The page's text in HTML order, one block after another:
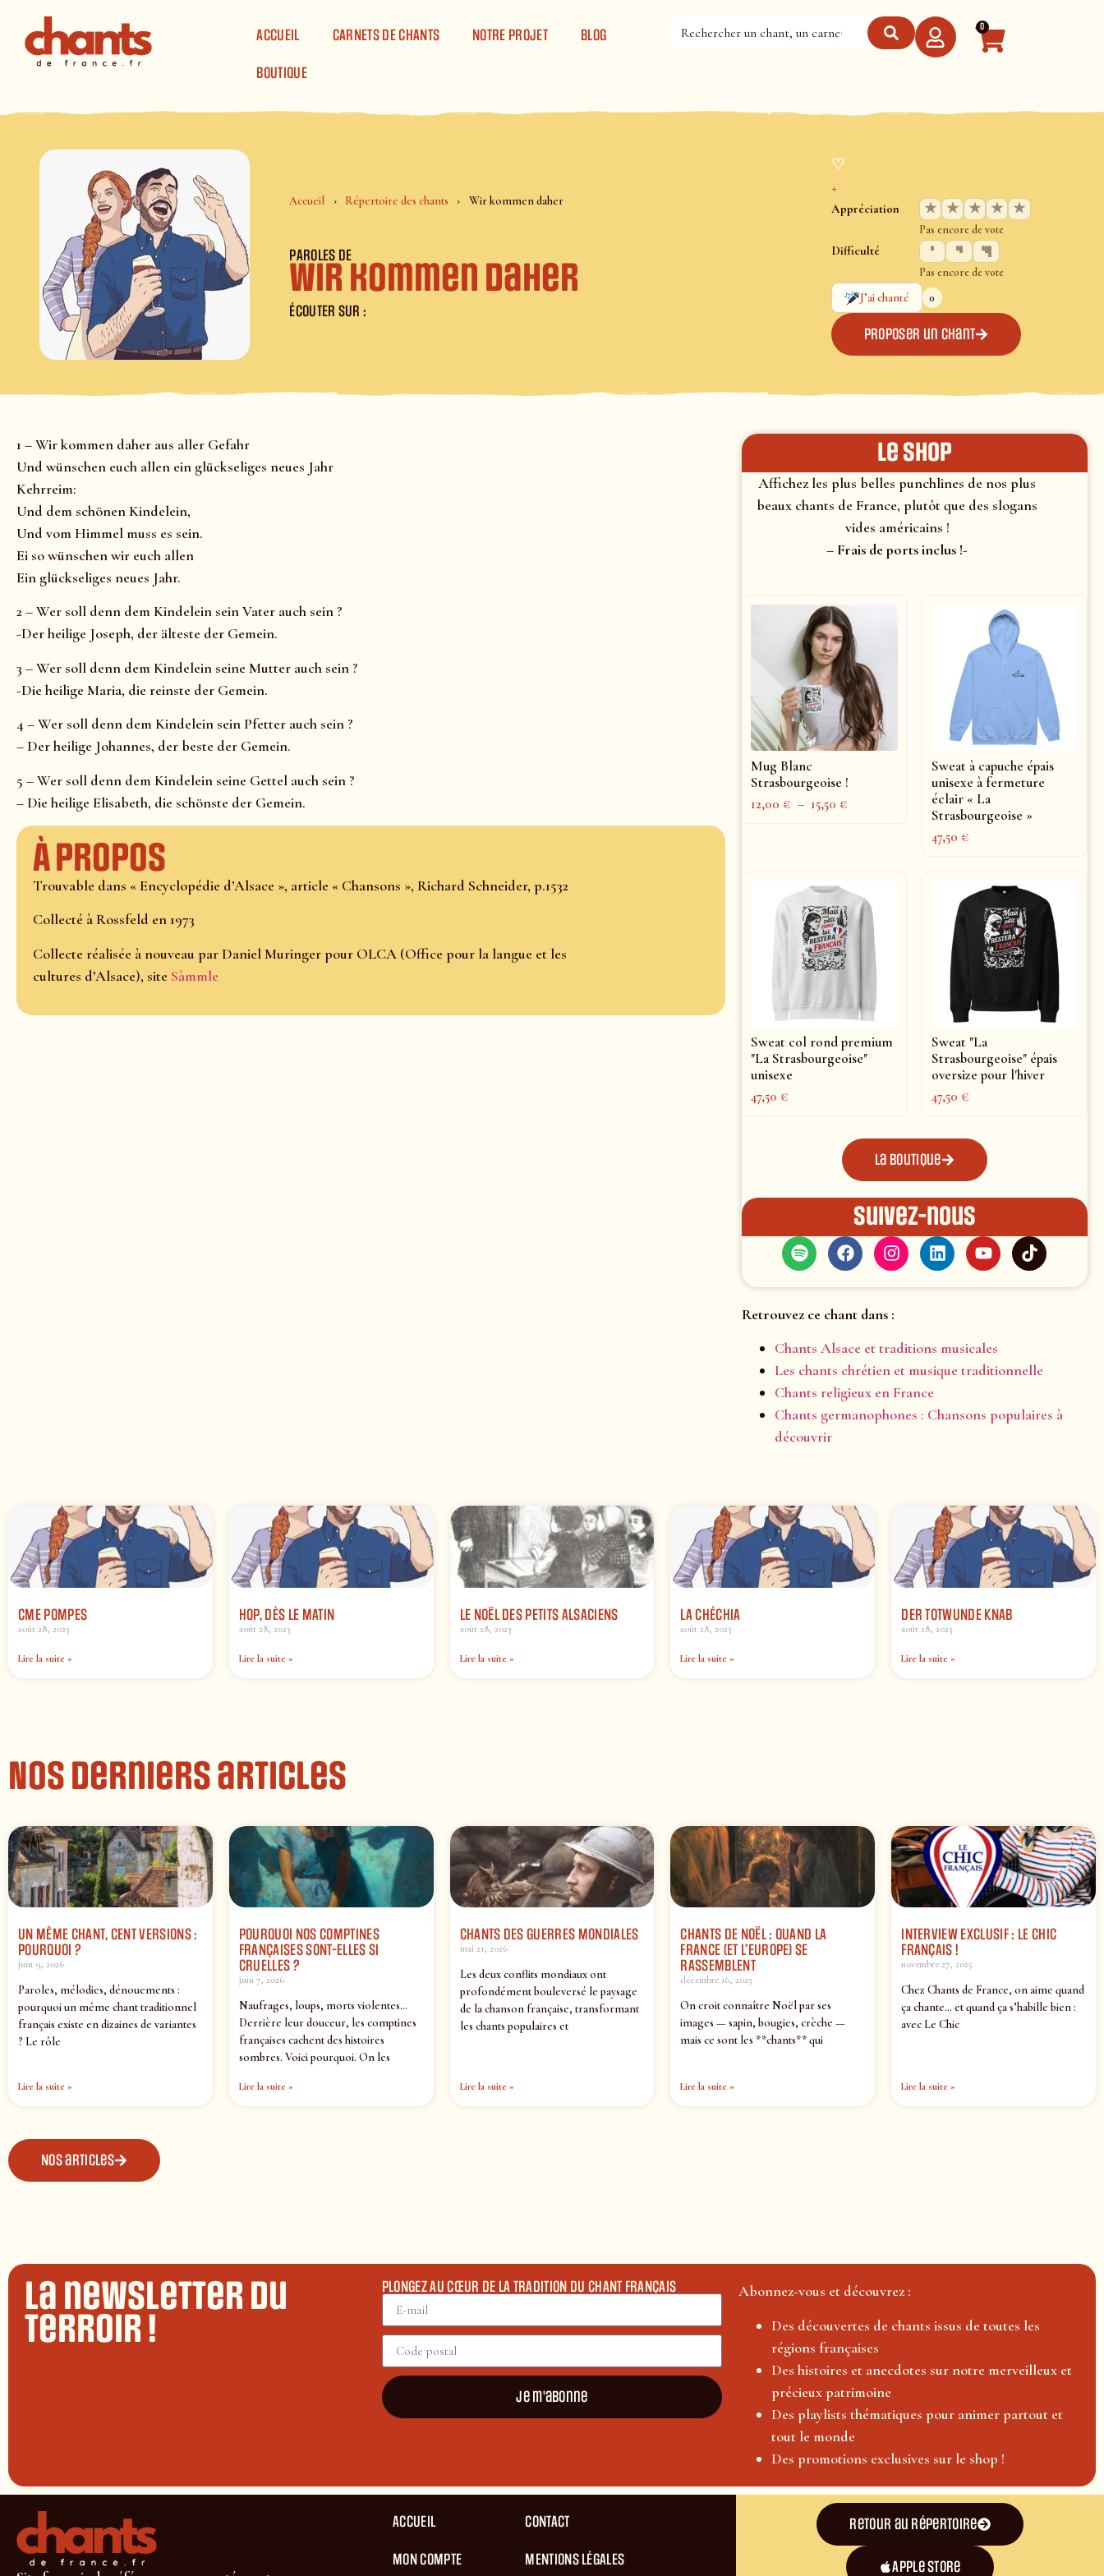
ACCUEIL
CARNETS DE CHANTS NOTRE PROJET BLOG
BOUTIQUE
0
Accueil Répertoire des chants Wir kommen daher
PAROLES DE
Wir kommen daher
ÉCOUTER SUR :
♡
+
Appréciation ★ ★ ★ ★ ★
Pas encore de vote
Difficulté
Pas encore de vote
J’ai chanté
0
Proposer un chant
1 – Wir kommen daher aus aller Gefahr
Und wünschen euch allen ein glückseliges neues Jahr
Kehrreim:
Und dem schönen Kindelein,
Und vom Himmel muss es sein.
Ei so wünschen wir euch allen
Ein glückseliges neues Jahr.
2 – Wer soll denn dem Kindelein sein Vater auch sein ?
-Der heilige Joseph, der älteste der Gemein.
3 – Wer soll denn dem Kindelein seine Mutter auch sein ?
-Die heilige Maria, die reinste der Gemein.
4 – Wer soll denn dem Kindelein sein Pfetter auch sein ?
– Der heilige Johannes, der beste der Gemein.
5 – Wer soll denn dem Kindelein seine Gettel auch sein ?
– Die heilige Elisabeth, die schönste der Gemein.
À propos
Trouvable dans « Encyclopédie d’Alsace », article « Chansons », Richard Schneider, p.1532
Collecté à Rossfeld en 1973
Collecte réalisée à nouveau par Daniel Muringer pour OLCA (Office pour la langue et les
cultures d’Alsace), site Sàmmle
le shop
Affichez les plus belles punchlines de nos plus
beaux chants de France, plutôt que des slogans
vides américains !
– Frais de ports inclus !-
Mug Blanc
Strasbourgeoise !
12,00€ – 15,50€
Sweat à capuche épais
unisexe à fermeture
éclair « La
Strasbourgeoise »
47,50€
Sweat col rond premium
"La Strasbourgeoise"
unisexe
47,50€
Sweat "La
Strasbourgeoise" épais
oversize pour l'hiver
47,50€
La boutique
Suivez-nous
Retrouvez ce chant dans :
Chants Alsace et traditions musicales
Les chants chrétien et musique traditionnelle
Chants religieux en France
Chants germanophones : Chansons populaires à
découvrir
CME POMPES
août 28, 2023
Lire la suite »
HOP, DÈS LE MATIN
août 28, 2023
Lire la suite »
LE NOËL DES PETITS ALSACIENS
août 28, 2023
Lire la suite »
LA CHÉCHIA
août 28, 2023
Lire la suite »
DER TOTWUNDE KNAB
août 28, 2023
Lire la suite »
Nos derniers articles
UN MÊME CHANT, CENT VERSIONS :
POURQUOI ?
juin 9, 2026
Paroles, mélodies, dénouements :
pourquoi un même chant traditionnel
français existe en dizaines de variantes
? Le rôle
Lire la suite »
POURQUOI NOS COMPTINES
FRANÇAISES SONT-ELLES SI
CRUELLES ?
juin 7, 2026
Naufrages, loups, morts violentes…
Derrière leur douceur, les comptines
françaises cachent des histoires
sombres. Voici pourquoi. On les
Lire la suite »
CHANTS DES GUERRES MONDIALES
mai 21, 2026
Les deux conflits mondiaux ont
profondément bouleversé le paysage
de la chanson française, transformant
les chants populaires et
Lire la suite »
CHANTS DE NOËL : QUAND LA
FRANCE (ET L’EUROPE) SE
RASSEMBLENT
décembre 16, 2025
On croit connaître Noël par ses
images — sapin, bougies, crèche —
mais ce sont les **chants** qui
Lire la suite »
INTERVIEW EXCLUSIF : LE CHIC
FRANÇAIS !
novembre 27, 2025
Chez Chants de France, on aime quand
ça chante… et quand ça s’habille bien :
avec Le Chic
Lire la suite »
Nos articles
La newsletter du
terroir !
PLONGEZ AU CŒUR DE LA TRADITION DU CHANT FRANÇAIS
Je m'abonne
Abonnez-vous et découvrez :
Des découvertes de chants issus de toutes les
régions françaises
Des histoires et anecdotes sur notre merveilleux et
précieux patrimoine
Des playlists thématiques pour animer partout et
tout le monde
Des promotions exclusives sur le shop !
ACCUEIL
MON COMPTE
CONTACT
MENTIONS LÉGALES
Retour au répertoire
Apple Store